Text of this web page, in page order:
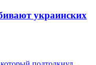
украинских